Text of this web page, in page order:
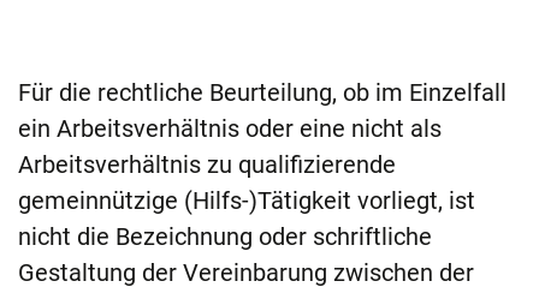
Für die rechtliche Beurteilung, ob im Einzelfall
ein Arbeitsverhältnis oder eine nicht als
Arbeitsverhältnis zu qualifizierende
gemeinnützige (Hilfs-)Tätigkeit vorliegt, ist
nicht die Bezeichnung oder schriftliche
Gestaltung der Vereinbarung zwischen der